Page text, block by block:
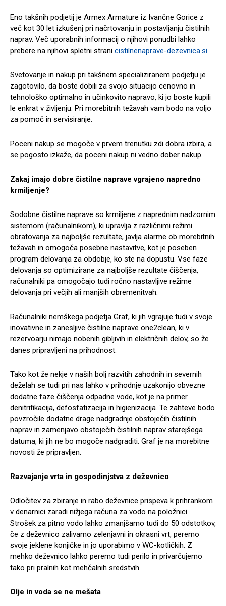
Eno takšnih podjetij je Armex Armature iz Ivančne Gorice z
več kot 30 let izkušenj pri načrtovanju in postavljanju čistilnih
naprav. Več uporabnih informacij o njihovi ponudbi lahko
prebere na njihovi spletni strani cistilnenaprave-dezevnica.si.
Svetovanje in nakup pri takšnem specializiranem podjetju je
zagotovilo, da boste dobili za svojo situacijo cenovno in
tehnološko optimalno in učinkovito napravo, ki jo boste kupili
le enkrat v življenju. Pri morebitnih težavah vam bodo na voljo
za pomoč in servisiranje.
Poceni nakup se mogoče v prvem trenutku zdi dobra izbira, a
se pogosto izkaže, da poceni nakup ni vedno dober nakup.
Zakaj imajo dobre čistilne naprave vgrajeno napredno
krmiljenje?
Sodobne čistilne naprave so krmiljene z naprednim nadzornim
sistemom (računalnikom), ki upravlja z različnimi režimi
obratovanja za najboljše rezultate, javlja alarme ob morebitnih
težavah in omogoča posebne nastavitve, kot je poseben
program delovanja za obdobje, ko ste na dopustu. Vse faze
delovanja so optimizirane za najboljše rezultate čiščenja,
računalniki pa omogočajo tudi ročno nastavljive režime
delovanja pri večjih ali manjših obremenitvah.
Računalniki nemškega podjetja Graf, ki jih vgrajuje tudi v svoje
inovativne in zanesljive čistilne naprave one2clean, ki v
rezervoarju nimajo nobenih gibljivih in električnih delov, so že
danes pripravljeni na prihodnost.
Tako kot že nekje v naših bolj razvitih zahodnih in severnih
deželah se tudi pri nas lahko v prihodnje uzakonijo obvezne
dodatne faze čiščenja odpadne vode, kot je na primer
denitrifikacija, defosfatizacija in higienizacija. Te zahteve bodo
povzročile dodatne drage nadgradnje obstoječih čistilnih
naprav in zamenjavo obstoječih čistilnih naprav starejšega
datuma, ki jih ne bo mogoče nadgraditi. Graf je na morebitne
novosti že pripravljen.
Razvajanje vrta in gospodinjstva z deževnico
Odločitev za zbiranje in rabo deževnice prispeva k prihrankom
v denarnici zaradi nižjega računa za vodo na položnici.
Strošek za pitno vodo lahko zmanjšamo tudi do 50 odstotkov,
če z deževnico zalivamo zelenjavni in okrasni vrt, peremo
svoje jeklene konjičke in jo uporabimo v WC-kotličkih. Z
mehko deževnico lahko peremo tudi perilo in privarčujemo
tako pri pralnih kot mehčalnih sredstvih.
Olje in voda se ne mešata